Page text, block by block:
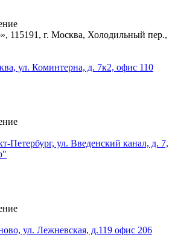
115191, г. Москва, Холодильный пер.,
ул. Коминтерна, д. 7к2, офис 110
ул. Введенский канал, д. 7,
ул. Лежневская, д.119 офис 206